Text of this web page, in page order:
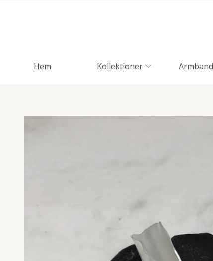
Hem Kollektioner Armband